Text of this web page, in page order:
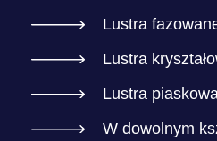
Lustra
Lustra
Lustra
W dowolnym